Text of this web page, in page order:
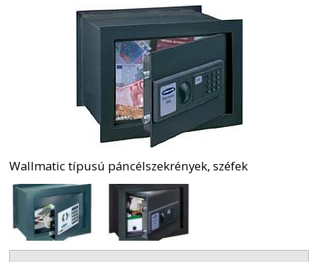
Wallmatic típusú páncélszekrények, széfek